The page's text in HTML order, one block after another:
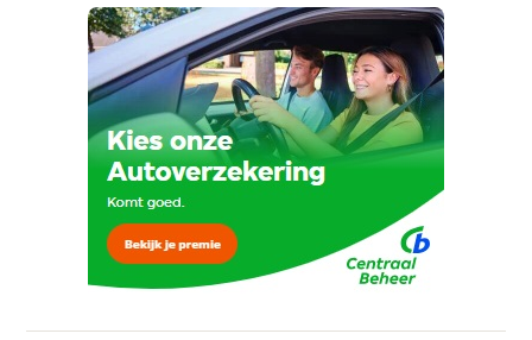
Vraag mijn proefrit aan
viaBOVAG.nl verwerkt je persoonsgegevens
om je aanvraag zo goed mogelijk bij de
aanbieder te brengen. Lees hier meer over in
onzeprivacyverklaring
Ja, ik wil graag de nieuwsbrief
ontvangen.
Verstuur mijn vraag
viaBOVAG.nl verwerkt je persoonsgegevens
om je aanvraag zo goed mogelijk bij de
aanbieder te brengen. Lees hier meer over in
Stuur mijn bevinding door